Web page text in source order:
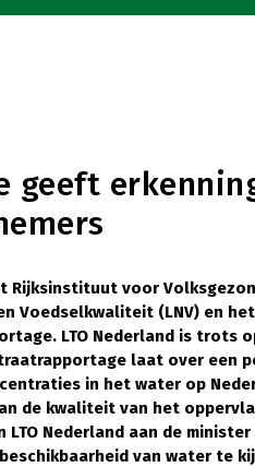
geeft
Rijksinstituut voor
Voedselkwaliteit (LNV) en
LTO Nederland is trots
laat over een
in het water op
de kwaliteit van het
LTO Nederland aan de
van water te